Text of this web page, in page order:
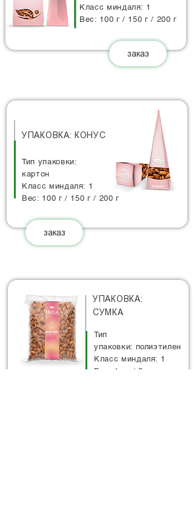
Класс миндаля: 1
Вес: 100 г / 150 г / 200 г
заказ
УПАКОВКА: КОНУС
Тип упаковки:
картон
Класс миндаля: 1
Вес: 100 г / 150 г / 200 г
заказ
УПАКОВКА:
СУМКА
Тип
упаковки: полиэтилен
Класс миндаля: 1
Вес: 1 кг / 2 кг